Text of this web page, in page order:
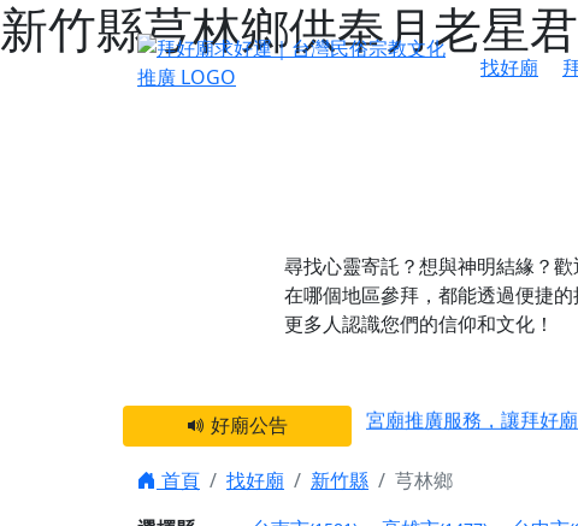
新竹縣芎林鄉供奉月老星
找好廟
尋找心靈寄託？想與神明結緣？
在哪個地區參拜，都能透過便捷的
更多人認識您們的信仰和文化！
好廟公告
宮廟推廣服務，讓拜好
之旅」！
【台北北投 唭哩岸慈
首頁 找好廟 新竹縣
芎林鄉